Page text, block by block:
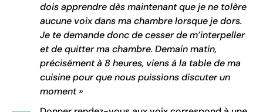
dois apprendre dès maintenant que je ne tolère
aucune voix dans ma chambre lorsque je dors.
Je te demande donc de cesser de m’interpeller
et de quitter ma chambre. Demain matin,
précisément à 8 heures, viens à la table de ma
cuisine pour que nous puissions discuter un
moment »